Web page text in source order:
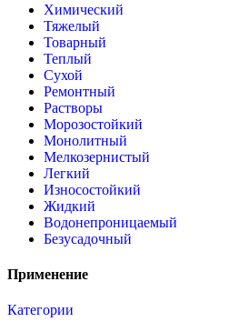
Химический
Тяжелый
Товарный
Теплый
Сухой
Ремонтный
Растворы
Морозостойкий
Монолитный
Мелкозернистый
Легкий
Износостойкий
Жидкий
Водонепроницаемый
Безусадочный
Применение
Категории